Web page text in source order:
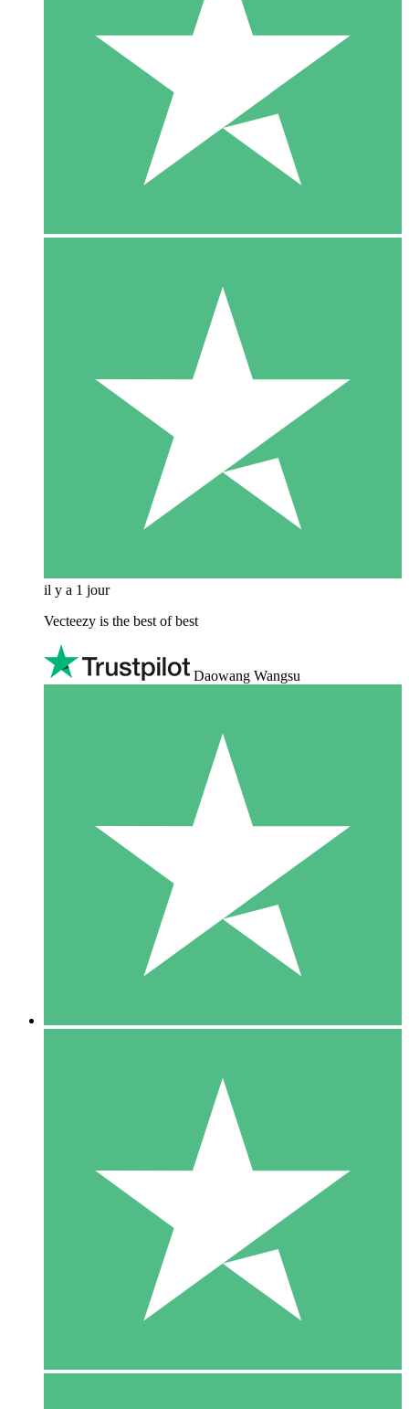
il y a 1 jour
Vecteezy is the best of best
Daowang Wangsu